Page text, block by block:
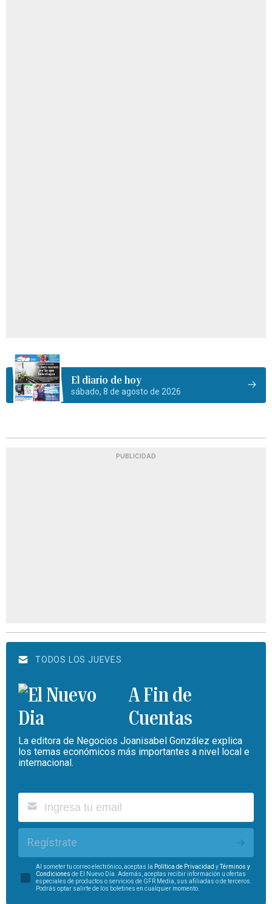
El diario de hoy
sábado, 8 de agosto de 2026
PUBLICIDAD
TODOS LOS JUEVES
A Fin de
Cuentas
La editora de Negocios Joanisabel González explica
los temas económicos más importantes a nivel local e
internacional.
Regístrate
Al someter tu correo electrónico, aceptas la Política de Privacidad yTérminos y
Condiciones de El Nuevo Día. Además, aceptas recibir información u ofertas
especiales de productos o servicios de GFR Media, sus afiliadas o de terceros.
Podrás optar salirte de los boletines en cualquier momento.